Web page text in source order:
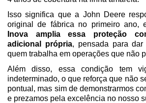
Isso significa que a John Deere
original de fábrica no primeiro ano,
Inova amplia essa proteção
adicional própria, pensada para
quem trabalha em operações que não
Além disso, essa condição tem
indeterminado, o que reforça que não
pontual, mas sim de demonstrarmos
e prezamos pela excelência no nosso